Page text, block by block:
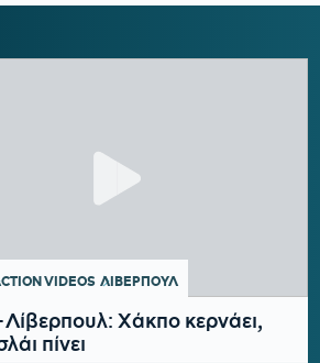
VIDEOS ΛΙΒΕΡΠΟΥΛ
Χάκπο κερνάει,
πίνει